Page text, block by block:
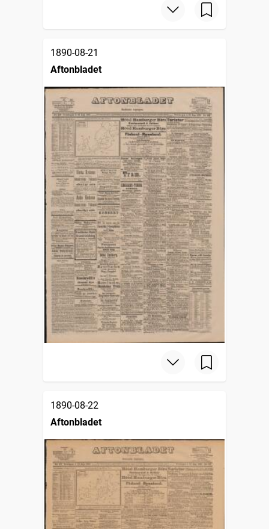
1890-08-21
Aftonbladet
1890-08-22
Aftonbladet